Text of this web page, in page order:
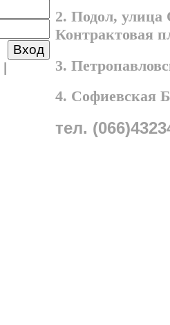
2. Подол,
Контрактовая
3.
4. Софиевская
тел.